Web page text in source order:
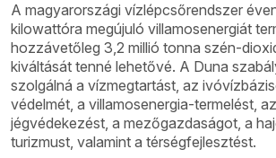
A magyarországi vízlépcsőrendszer
kilowattóra megújuló villamosenergiát
hozzávetőleg 3,2 millió tonna szén-
kiváltását tenné lehetővé. A Duna
szolgálná a vízmegtartást, az
védelmét, a villamosenergia-termelést,
jégvédekezést, a mezőgazdaságot, a
turizmust, valamint a térségfejlesztést.